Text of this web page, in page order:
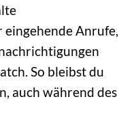
Anrufe,
So bleibst du
auch während des